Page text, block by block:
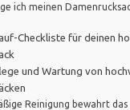
ich meinen
Checkliste für deinen
und Wartung von
Reinigung bewahrt